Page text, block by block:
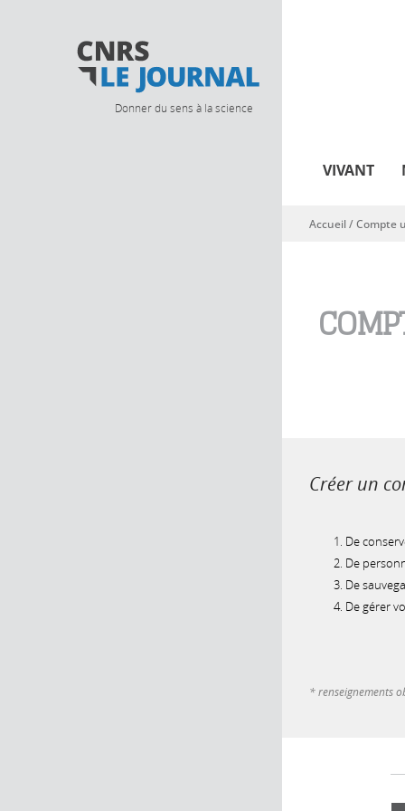
Donner du sens à la science
VIVANT
Vous êtes ici
Accueil/Compte
Créer un
De
De
De
De gérer
* renseignements